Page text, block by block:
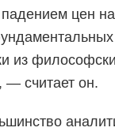
цен
из
— считает он.